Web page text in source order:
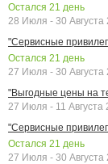
Остался 21 день
28 Июля - 30 Августа
"Сервисные
Остался 21 день
27 Июля - 30 Августа
"Выгодные цены на
27 Июля - 11 Августа
"Сервисные
Остался 21 день
27 Июля - 30 Августа